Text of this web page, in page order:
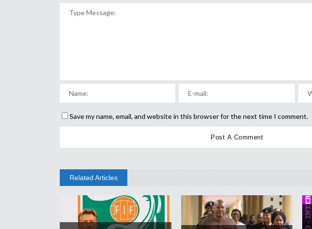
Save my name, email, and website in this browser for the next time I comment.
Related Articles